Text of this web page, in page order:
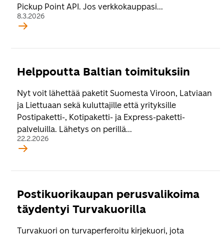
Pickup Point API. Jos verkkokauppasi...
8.3.2026
Helppoutta Baltian toimituksiin
Nyt voit lähettää paketit Suomesta Viroon, Latviaan
ja Liettuaan sekä kuluttajille että yrityksille
Postipaketti-, Kotipaketti- ja Express-paketti-
palveluilla. Lähetys on perillä...
22.2.2026
Postikuorikaupan perusvalikoima
täydentyi Turvakuorilla
Turvakuori on turvaperferoitu kirjekuori, jota